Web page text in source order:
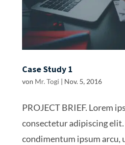
Case Study 1
von Mr. Togi | Nov. 5, 2016
PROJECT BRIEF. Lorem
consectetur adipiscing
condimentum ipsum arcu,